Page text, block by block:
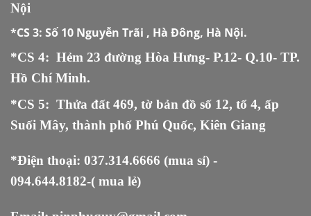
Nội
*CS 3: Số 10 Nguyễn Trãi , Hà Đông, Hà Nội.
*CS 4: Hẻm 23 đường Hòa Hưng- P.12- Q.10- TP.
Hồ Chí Minh.
*CS 5: Thửa đất 469, tờ bản đồ số 12, tổ 4, ấp
Suối Mây, thành phố Phú Quốc, Kiên Giang
*Điện thoại: 037.314.6666 (mua sỉ) -
094.644.8182-( mua lẻ)